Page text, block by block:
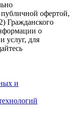
офертой,
Гражданского
о
услуг, для
и